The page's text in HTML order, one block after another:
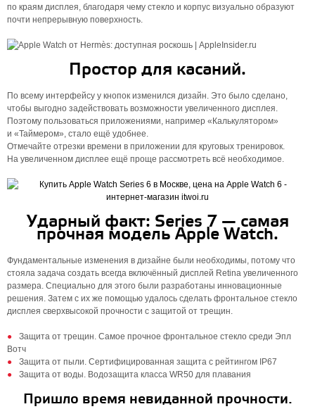
по краям дисплея, благодаря чему стекло и корпус визуально образуют
почти непрерывную поверхность.
Простор для касаний.
По всему интерфейсу у кнопок изменился дизайн. Это было сделано,
чтобы выгодно задействовать возможности увеличенного дисплея.
Поэтому пользоваться приложениями, например «Калькулятором»
и «Таймером», стало ещё удобнее.
Отмечайте отрезки времени в приложении для круговых тренировок.
На увеличенном дисплее ещё проще рассмотреть всё необходимое.
Ударный факт: Series 7 — самая
прочная модель Apple Watch.
Фундаментальные изменения в дизайне были необходимы, потому что
стояла задача создать всегда включённый дисплей Retina увеличенного
размера. Специально для этого были разработаны инновацион­ные
решения. Затем с их же помощью удалось сделать фронтальное стекло
дисплея сверхвысокой прочности с защитой от трещин.
Защита от трещин. Самое прочное фронтальное стекло среди Эпл
Вотч
Защита от пыли. Сертифицированная защита с рейтингом IP67
Защита от воды. Водозащита класса WR50 для плавания
Пришло время невиданной прочности.